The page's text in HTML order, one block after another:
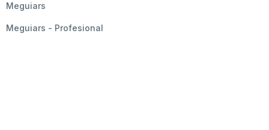
Meguiars
Meguiars - Profesional